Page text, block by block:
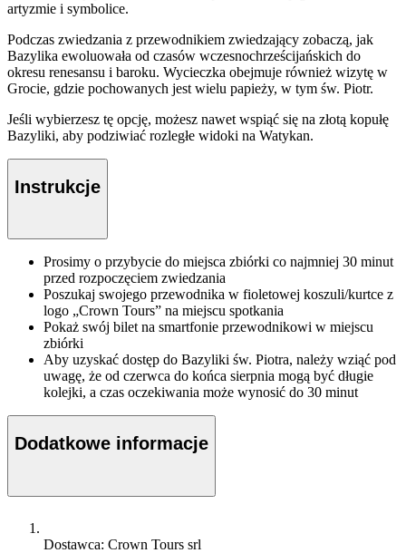
artyzmie i symbolice.
Podczas zwiedzania z przewodnikiem zwiedzający zobaczą, jak
Bazylika ewoluowała od czasów wczesnochrześcijańskich do
okresu renesansu i baroku. Wycieczka obejmuje również wizytę w
Grocie, gdzie pochowanych jest wielu papieży, w tym św. Piotr.
Jeśli wybierzesz tę opcję, możesz nawet wspiąć się na złotą kopułę
Bazyliki, aby podziwiać rozległe widoki na Watykan.
Instrukcje
Prosimy o przybycie do miejsca zbiórki co najmniej 30 minut
przed rozpoczęciem zwiedzania
Poszukaj swojego przewodnika w fioletowej koszuli/kurtce z
logo „Crown Tours” na miejscu spotkania
Pokaż swój bilet na smartfonie przewodnikowi w miejscu
zbiórki
Aby uzyskać dostęp do Bazyliki św. Piotra, należy wziąć pod
uwagę, że od czerwca do końca sierpnia mogą być długie
kolejki, a czas oczekiwania może wynosić do 30 minut
Dodatkowe informacje
Dostawca: Crown Tours srl